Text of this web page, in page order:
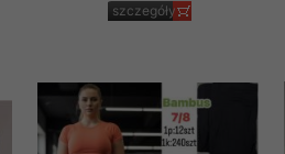
szczegóły